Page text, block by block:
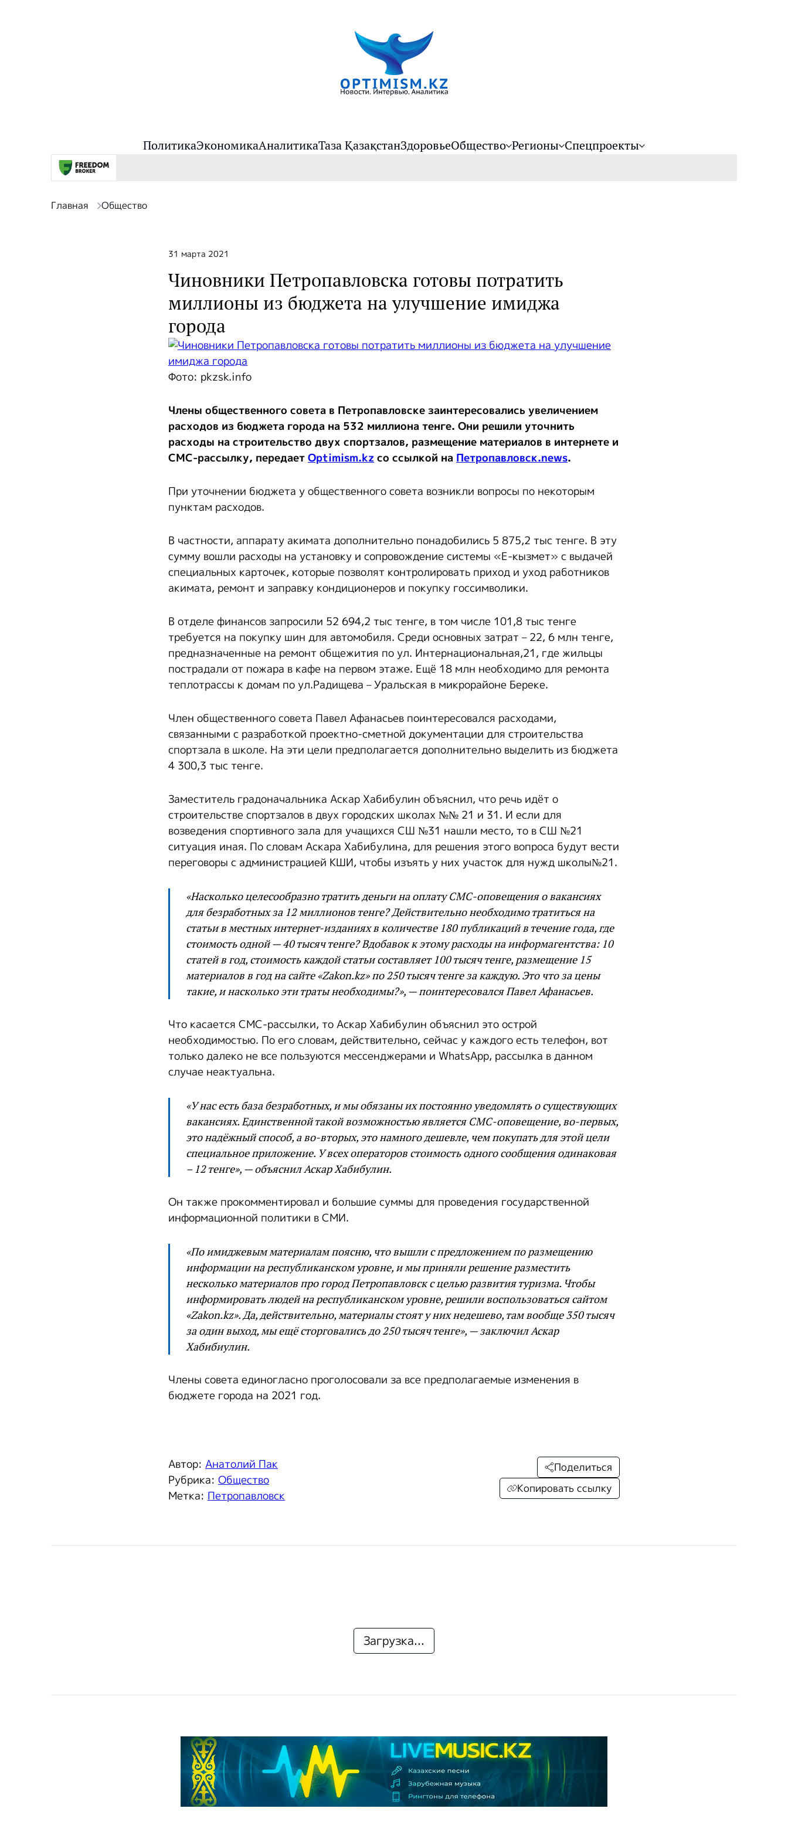
ПолитикаЭкономикаАналитикаТаза ҚазақстанЗдоровьеОбщество Регионы Спецпроекты
Главная Общество
31 марта 2021
Чиновники Петропавловска готовы потратить
миллионы из бюджета на улучшение имиджа
города
Фото: pkzsk.info
Члены общественного совета в Петропавловске заинтересовались увеличением
расходов из бюджета города на 532 миллиона тенге. Они решили уточнить
расходы на строительство двух спортзалов, размещение материалов в интернете и
СМС-рассылку, передаетOptimism.kz со ссылкой на Петропавловск.news.
При уточнении бюджета у общественного совета возникли вопросы по некоторым
пунктам расходов.
В частности, аппарату акимата дополнительно понадобились 5 875,2 тыс тенге. В эту
сумму вошли расходы на установку и сопровождение системы «Е-кызмет» с выдачей
специальных карточек, которые позволят контролировать приход и уход работников
акимата, ремонт и заправку кондиционеров и покупку госсимволики.
В отделе финансов запросили 52 694,2 тыс тенге, в том числе 101,8 тыс тенге
требуется на покупку шин для автомобиля. Среди основных затрат – 22, 6 млн тенге,
предназначенные на ремонт общежития по ул. Интернациональная,21, где жильцы
пострадали от пожара в кафе на первом этаже. Ещё 18 млн необходимо для ремонта
теплотрассы к домам по ул.Радищева – Уральская в микрорайоне Береке.
Член общественного совета Павел Афанасьев поинтересовался расходами,
связанными с разработкой проектно-сметной документации для строительства
спортзала в школе. На эти цели предполагается дополнительно выделить из бюджета
4 300,3 тыс тенге.
Заместитель градоначальника Аскар Хабибулин объяснил, что речь идёт о
строительстве спортзалов в двух городских школах №№ 21 и 31. И если для
возведения спортивного зала для учащихся СШ №31 нашли место, то в СШ №21
ситуация иная. По словам Аскара Хабибулина, для решения этого вопроса будут вести
переговоры с администрацией КШИ, чтобы изъять у них участок для нужд школы№21.
«Насколько целесообразно тратить деньги на оплату СМС-оповещения о вакансиях
для безработных за 12 миллионов тенге? Действительно необходимо тратиться на
статьи в местных интернет-изданиях в количестве 180 публикаций в течение года, где
стоимость одной — 40 тысяч тенге? Вдобавок к этому расходы на информагентства: 10
статей в год, стоимость каждой статьи составляет 100 тысяч тенге, размещение 15
материалов в год на сайте «Zakon.kz» по 250 тысяч тенге за каждую. Это что за цены
такие, и насколько эти траты необходимы?», — поинтересовался Павел Афанасьев.
Что касается СМС-рассылки, то Аскар Хабибулин объяснил это острой
необходимостью. По его словам, действительно, сейчас у каждого есть телефон, вот
только далеко не все пользуются мессенджерами и WhatsApp, рассылка в данном
случае неактуальна.
«У нас есть база безработных, и мы обязаны их постоянно уведомлять о существующих
вакансиях. Единственной такой возможностью является СМС-оповещение, во-первых,
это надёжный способ, а во-вторых, это намного дешевле, чем покупать для этой цели
специальное приложение. У всех операторов стоимость одного сообщения одинаковая
– 12 тенге», — объяснил Аскар Хабибулин.
Он также прокомментировал и большие суммы для проведения государственной
информационной политики в СМИ.
«По имиджевым материалам поясню, что вышли с предложением по размещению
информации на республиканском уровне, и мы приняли решение разместить
несколько материалов про город Петропавловск с целью развития туризма. Чтобы
информировать людей на республиканском уровне, решили воспользоваться сайтом
«Zakon.kz». Да, действительно, материалы стоят у них недешево, там вообще 350 тысяч
за один выход, мы ещё сторговались до 250 тысяч тенге», — заключил Аскар
Хабибиулин.
Члены совета единогласно проголосовали за все предполагаемые изменения в
бюджете города на 2021 год.
Автор: Анатолий Пак
Рубрика: Общество
Метка: Петропавловск
Поделиться
Копировать ссылку
Загрузка...